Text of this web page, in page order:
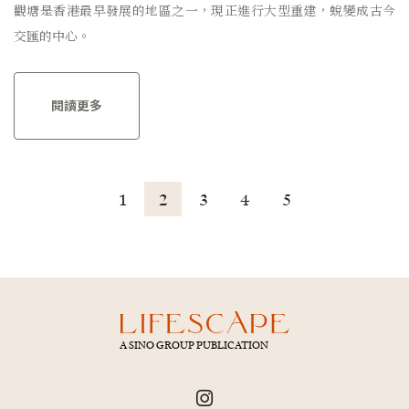
觀塘是香港最早發展的地區之一，現正進行大型重建，蛻變成古今
交匯的中心。
閱讀更多
1 2 3 4 5
A SINO GROUP PUBLICATION